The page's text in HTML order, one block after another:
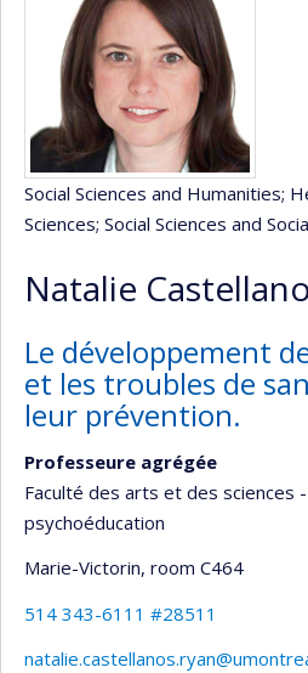
Social Sciences and Humanities;
Sciences; Social Sciences and
Natalie
Le développement
et les troubles de
leur prévention.
Professeure agrégée
Faculté des arts et des sciences
psychoéducation
Marie-Victorin, room C464
514 343-6111 #28511